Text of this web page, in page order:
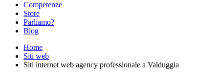
Competenze
Store
Parliamo?
Blog
Home
Siti web
Siti internet web agency professionale a Valduggia